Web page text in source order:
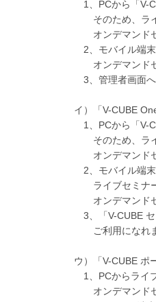
1、PCから「V-
そのため、ライブ
オンデマンドセミ
2、モバイル端末
オンデマンドセミ
3、管理者画面へ
イ）「V-CUBE One
1、PCから「V-
そのため、ライブ
オンデマンドセミ
2、モバイル端末
ライブセミナー
オンデマンドセミ
3、「V-CUBE セ
ご利用になれま
ウ）「V-CUBE ポ
1、PCからライブ
オンデマンドセミ